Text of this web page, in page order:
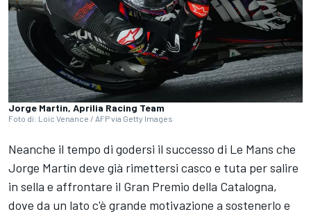
Jorge Martin, Aprilia Racing Team
Foto di: Loic Venance / AFP via Getty Images
Neanche il tempo di godersi il successo di Le Mans che
Jorge Martín deve già rimettersi casco e tuta per salire
in sella e affrontare il Gran Premio della Catalogna,
dove da un lato c'è grande motivazione a sostenerlo e